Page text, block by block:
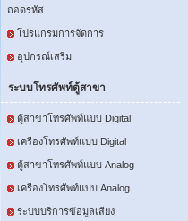
ถอดรหัส
โปรแกรมการจัดการ
อุปกรณ์เสริม
ระบบโทรศัพท์ตู้สาขา
ตู้สาขาโทรศัพท์แบบ Digital
เครื่องโทรศัพท์แบบ Digital
ตู้สาขาโทรศัพท์แบบ Analog
เครื่องโทรศัพท์แบบ Analog
ระบบบริการข้อมูลเสียง